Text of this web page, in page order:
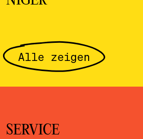
Alle zeigen
SERVICE